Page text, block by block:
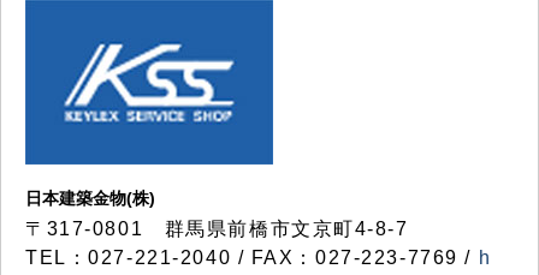
日本建築金物(株)
〒317‐0801 群馬県前橋市文京町4-8-7
TEL：027-221-2040 / FAX：027-223-7769 / h